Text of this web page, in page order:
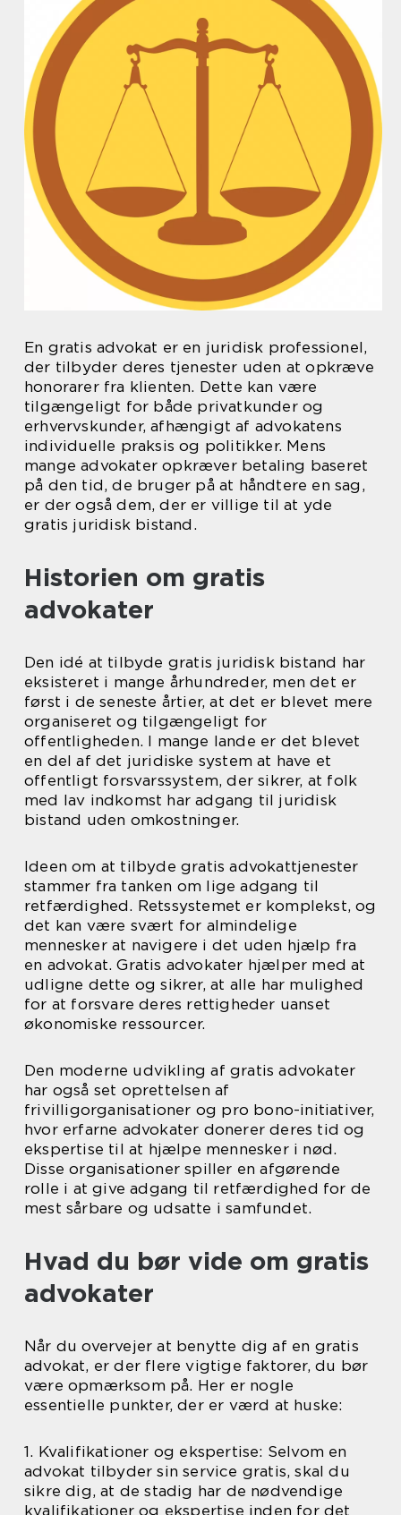
En gratis advokat er en juridisk professionel,
der tilbyder deres tjenester uden at opkræve
honorarer fra klienten. Dette kan være
tilgængeligt for både privatkunder og
erhvervskunder, afhængigt af advokatens
individuelle praksis og politikker. Mens
mange advokater opkræver betaling baseret
på den tid, de bruger på at håndtere en sag,
er der også dem, der er villige til at yde
gratis juridisk bistand.
Historien om gratis
advokater
Den idé at tilbyde gratis juridisk bistand har
eksisteret i mange århundreder, men det er
først i de seneste årtier, at det er blevet mere
organiseret og tilgængeligt for
offentligheden. I mange lande er det blevet
en del af det juridiske system at have et
offentligt forsvarssystem, der sikrer, at folk
med lav indkomst har adgang til juridisk
bistand uden omkostninger.
Ideen om at tilbyde gratis advokattjenester
stammer fra tanken om lige adgang til
retfærdighed. Retssystemet er komplekst, og
det kan være svært for almindelige
mennesker at navigere i det uden hjælp fra
en advokat. Gratis advokater hjælper med at
udligne dette og sikrer, at alle har mulighed
for at forsvare deres rettigheder uanset
økonomiske ressourcer.
Den moderne udvikling af gratis advokater
har også set oprettelsen af
frivilligorganisationer og pro bono-initiativer,
hvor erfarne advokater donerer deres tid og
ekspertise til at hjælpe mennesker i nød.
Disse organisationer spiller en afgørende
rolle i at give adgang til retfærdighed for de
mest sårbare og udsatte i samfundet.
Hvad du bør vide om gratis
advokater
Når du overvejer at benytte dig af en gratis
advokat, er der flere vigtige faktorer, du bør
være opmærksom på. Her er nogle
essentielle punkter, der er værd at huske:
1. Kvalifikationer og ekspertise: Selvom en
advokat tilbyder sin service gratis, skal du
sikre dig, at de stadig har de nødvendige
kvalifikationer og ekspertise inden for det